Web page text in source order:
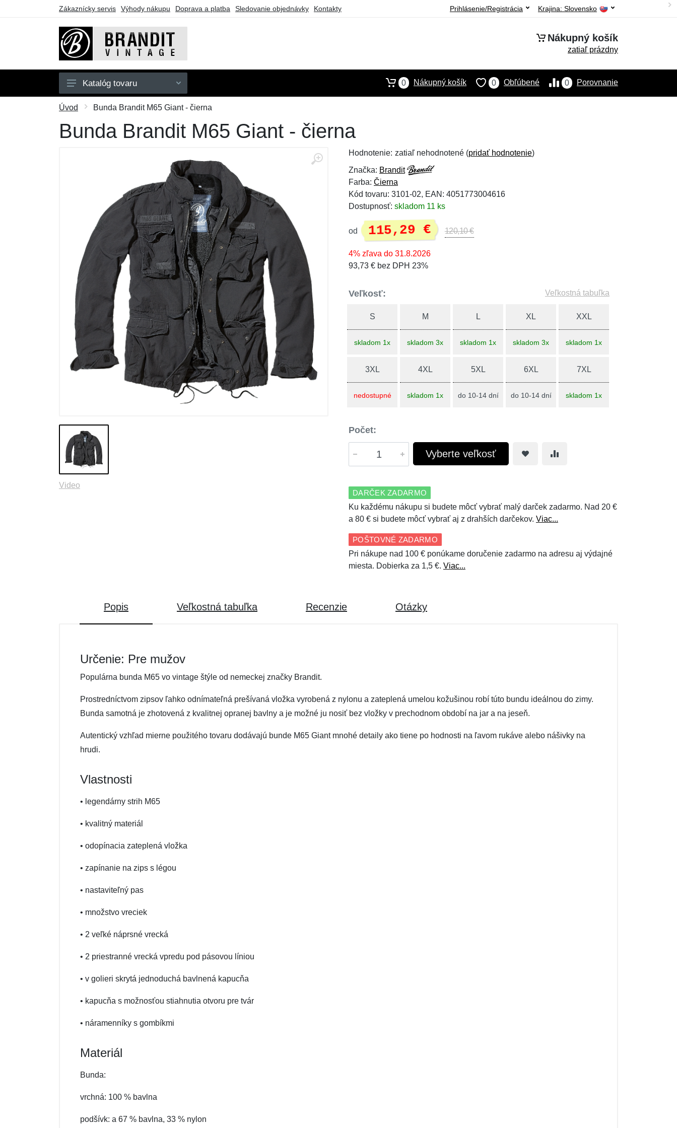
Zákaznícky servis Výhody nákupu Doprava a platba Sledovanie objednávky Kontakty Krajina: Slovensko
Prihlásenie/Registrácia
Nákupný košík
zatiaľ prázdny
Pánske
Dámske
Darčekové poukazy
Výpredaj
Katalóg tovaru 0 Porovnanie
0 Obľúbené
0 Nákupný košík
Úvod Bunda Brandit M65 Giant - čierna
Bunda Brandit M65 Giant - čierna
Video
Hodnotenie: zatiaľ nehodnotené (pridať hodnotenie)
Značka: Brandit
Farba: Čierna
Kód tovaru: 3101-02, EAN: 4051773004616
Dostupnosť: skladom 11 ks
od 115,29 € 120,10 €
4% zľava do 31.8.2026
93,73 € bez DPH 23%
Veľkosť: Veľkostná tabuľka
S
skladom 1x
M
skladom 3x
L
skladom 1x
XL
skladom 3x
XXL
skladom 1x
3XL
nedostupné
4XL
skladom 1x
5XL
do 10-14 dní
6XL
do 10-14 dní
7XL
skladom 1x
Počet:
Vyberte veľkosť
DARČEK ZADARMO
Ku každému nákupu si budete môcť vybrať malý darček zadarmo. Nad 20 €
a 80 € si budete môcť vybrať aj z drahších darčekov. Viac...
POŠTOVNÉ ZADARMO
Pri nákupe nad 100 € ponúkame doručenie zadarmo na adresu aj výdajné
miesta. Dobierka za 1,5 €. Viac...
Popis Veľkostná tabuľka Recenzie Otázky
Určenie: Pre mužov
Populárna bunda M65 vo vintage štýle od nemeckej značky Brandit.
Prostredníctvom zipsov ľahko odnímateľná prešívaná vložka vyrobená z nylonu a zateplená umelou kožušinou robí túto bundu ideálnou do zimy.
Bunda samotná je zhotovená z kvalitnej opranej bavlny a je možné ju nosiť bez vložky v prechodnom období na jar a na jeseň.
Autentický vzhľad mierne použitého tovaru dodávajú bunde M65 Giant mnohé detaily ako tiene po hodnosti na ľavom rukáve alebo nášivky na
hrudi.
Vlastnosti
• legendárny strih M65
• kvalitný materiál
• odopínacia zateplená vložka
• zapínanie na zips s légou
• nastaviteľný pas
• množstvo vreciek
• 2 veľké náprsné vrecká
• 2 priestranné vrecká vpredu pod pásovou líniou
• v golieri skrytá jednoduchá bavlnená kapucňa
• kapucňa s možnosťou stiahnutia otvoru pre tvár
• náramenníky s gombíkmi
Materiál
Bunda:
vrchná: 100 % bavlna
podšívk: a 67 % bavlna, 33 % nylon